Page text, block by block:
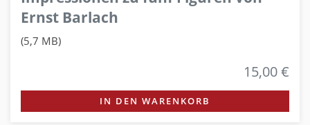
Ernst Barlach
(5,7 MB)
15,00 €
IN DEN WARENKORB